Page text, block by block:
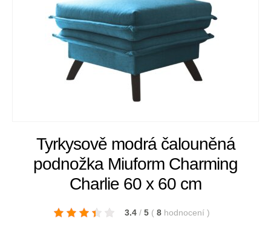
Tyrkysově modrá čalouněná
podnožka Miuform Charming
Charlie 60 x 60 cm
3.4 / 5 ( 8 hodnocení )